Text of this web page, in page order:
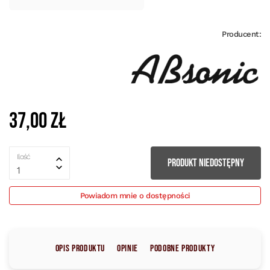
Producent:
37,00 zł
Ilość
1
PRODUKT NIEDOSTĘPNY
Powiadom mnie o dostępności
Opis produktu Opinie Podobne produkty